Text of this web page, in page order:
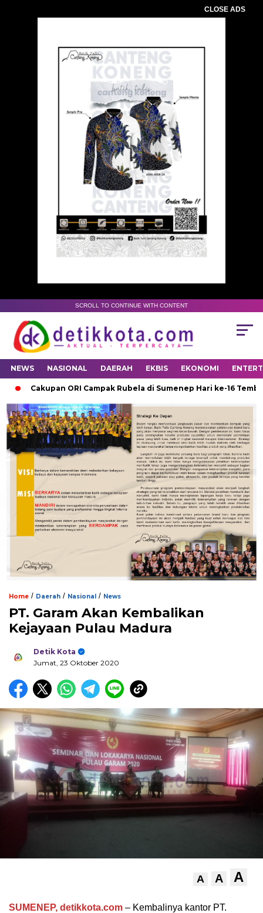
CLOSE ADS
SCROLL TO CONTINUE WITH CONTENT
NEWS NASIONAL DAERAH EKBIS EKONOMI
Cakupan ORI Campak Rubela di Sumenep Hari ke-16 Tembus
Home / Daerah / Nasional / News
PT. Garam Akan Kembalikan
Kejayaan Pulau Madura
Detik Kota
Jumat, 23 Oktober 2020
A A A
SUMENEP, detikkota.com – Kembalinya kantor PT.